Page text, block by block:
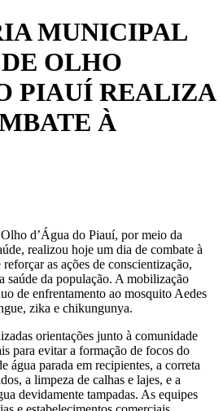
MUNICIPAL
OLHO
PIAUÍ REALIZA
À
d’Água do Piauí, por meio da
realizou hoje um dia de combate à
as ações de conscientização,
saúde da população. A mobilização
de enfrentamento ao mosquito Aedes
zika e chikungunya.
orientações junto à comunidade
para evitar a formação de focos do
água parada em recipientes, a correta
a limpeza de calhas e lajes, e a
devidamente tampadas. As equipes